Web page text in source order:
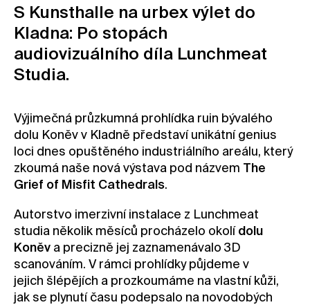
Kontakt
S Kunsthalle na urbex výlet do
Kladna: Po stopách
audiovizuálního díla Lunchmeat
Studia.
Výjimečná průzkumná prohlídka ruin bývalého
dolu Koněv v Kladně představí unikátní genius
loci dnes opuštěného industriálního areálu, který
zkoumá naše nová výstava pod názvem The
Grief of Misfit Cathedrals.
Autorstvo imerzivní instalace z Lunchmeat
studia několik měsíců procházelo okolí dolu
Koněv a precizně jej zaznamenávalo 3D
scanováním. V rámci prohlídky půjdeme v
jejich šlépějích a prozkoumáme na vlastní kůži,
jak se plynutí času podepsalo na novodobých